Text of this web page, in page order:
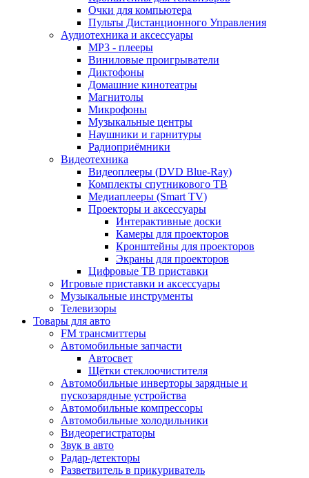
Очки для компьютера
Пульты Дистанционного Управления
Аудиотехника и аксессуары
MP3 - плееры
Виниловые проигрыватели
Диктофоны
Домашние кинотеатры
Магнитолы
Микрофоны
Музыкальные центры
Наушники и гарнитуры
Радиоприёмники
Видеотехника
Видеоплееры (DVD Blue-Ray)
Комплекты спутникового ТВ
Медиаплееры (Smart TV)
Проекторы и аксессуары
Интерактивные доски
Камеры для проекторов
Кронштейны для проекторов
Экраны для проекторов
Цифровые ТВ приставки
Игровые приставки и аксессуары
Музыкальные инструменты
Телевизоры
Товары для авто
FM трансмиттеры
Автомобильные запчасти
Автосвет
Щётки стеклоочистителя
Автомобильные инверторы зарядные и
пускозарядные устройства
Автомобильные компрессоры
Автомобильные холодильники
Видеорегистраторы
Звук в авто
Радар-детекторы
Разветвитель в прикуриватель